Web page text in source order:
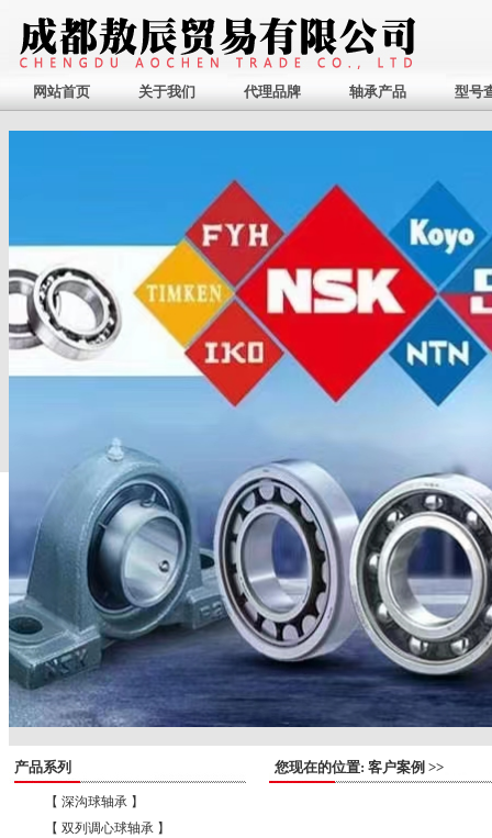
网站首页 关于我们 代理品牌 轴承产品 型号
产品系列
【 深沟球轴承 】
【 双列调心球轴承 】
您现在的位置: 客户案例 >>